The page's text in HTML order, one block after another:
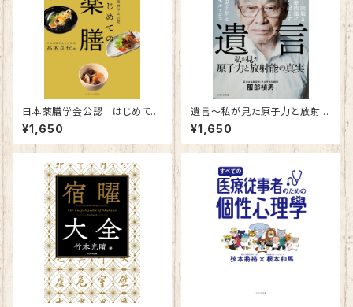
日本薬膳学会公認 はじめての
薬膳～簡単で美味しくて運気も
上がる！～
¥1,650
遺言～私が見た原子力と放射能
の真実～
¥1,650